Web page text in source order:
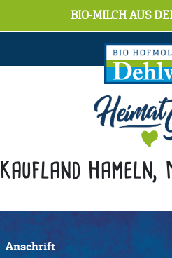
BIO-MILCH AUS
Kaufland
Anschrift